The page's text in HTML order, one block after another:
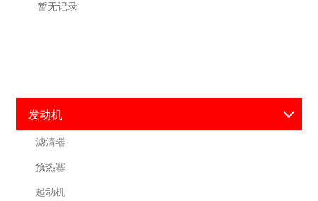
发动机
滤清器
预热塞
起动机
暂无记录